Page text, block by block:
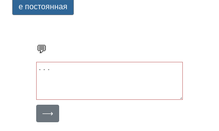
е постоянная
💬
⟶